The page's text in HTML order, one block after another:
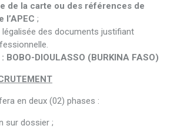
de la carte ou des références de
l’APEC ;
des documents justifiant
DIOULASSO (BURKINA FASO)
en deux (02) phases :
sur dossier ;